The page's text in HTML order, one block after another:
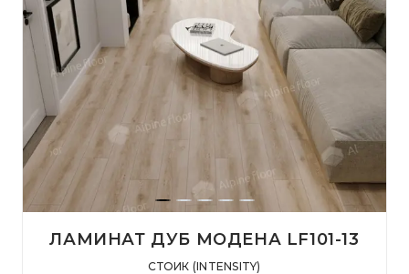
ЛАМИНАТ ДУБ МОДЕНА LF101-13
СТОИК (INTENSITY)